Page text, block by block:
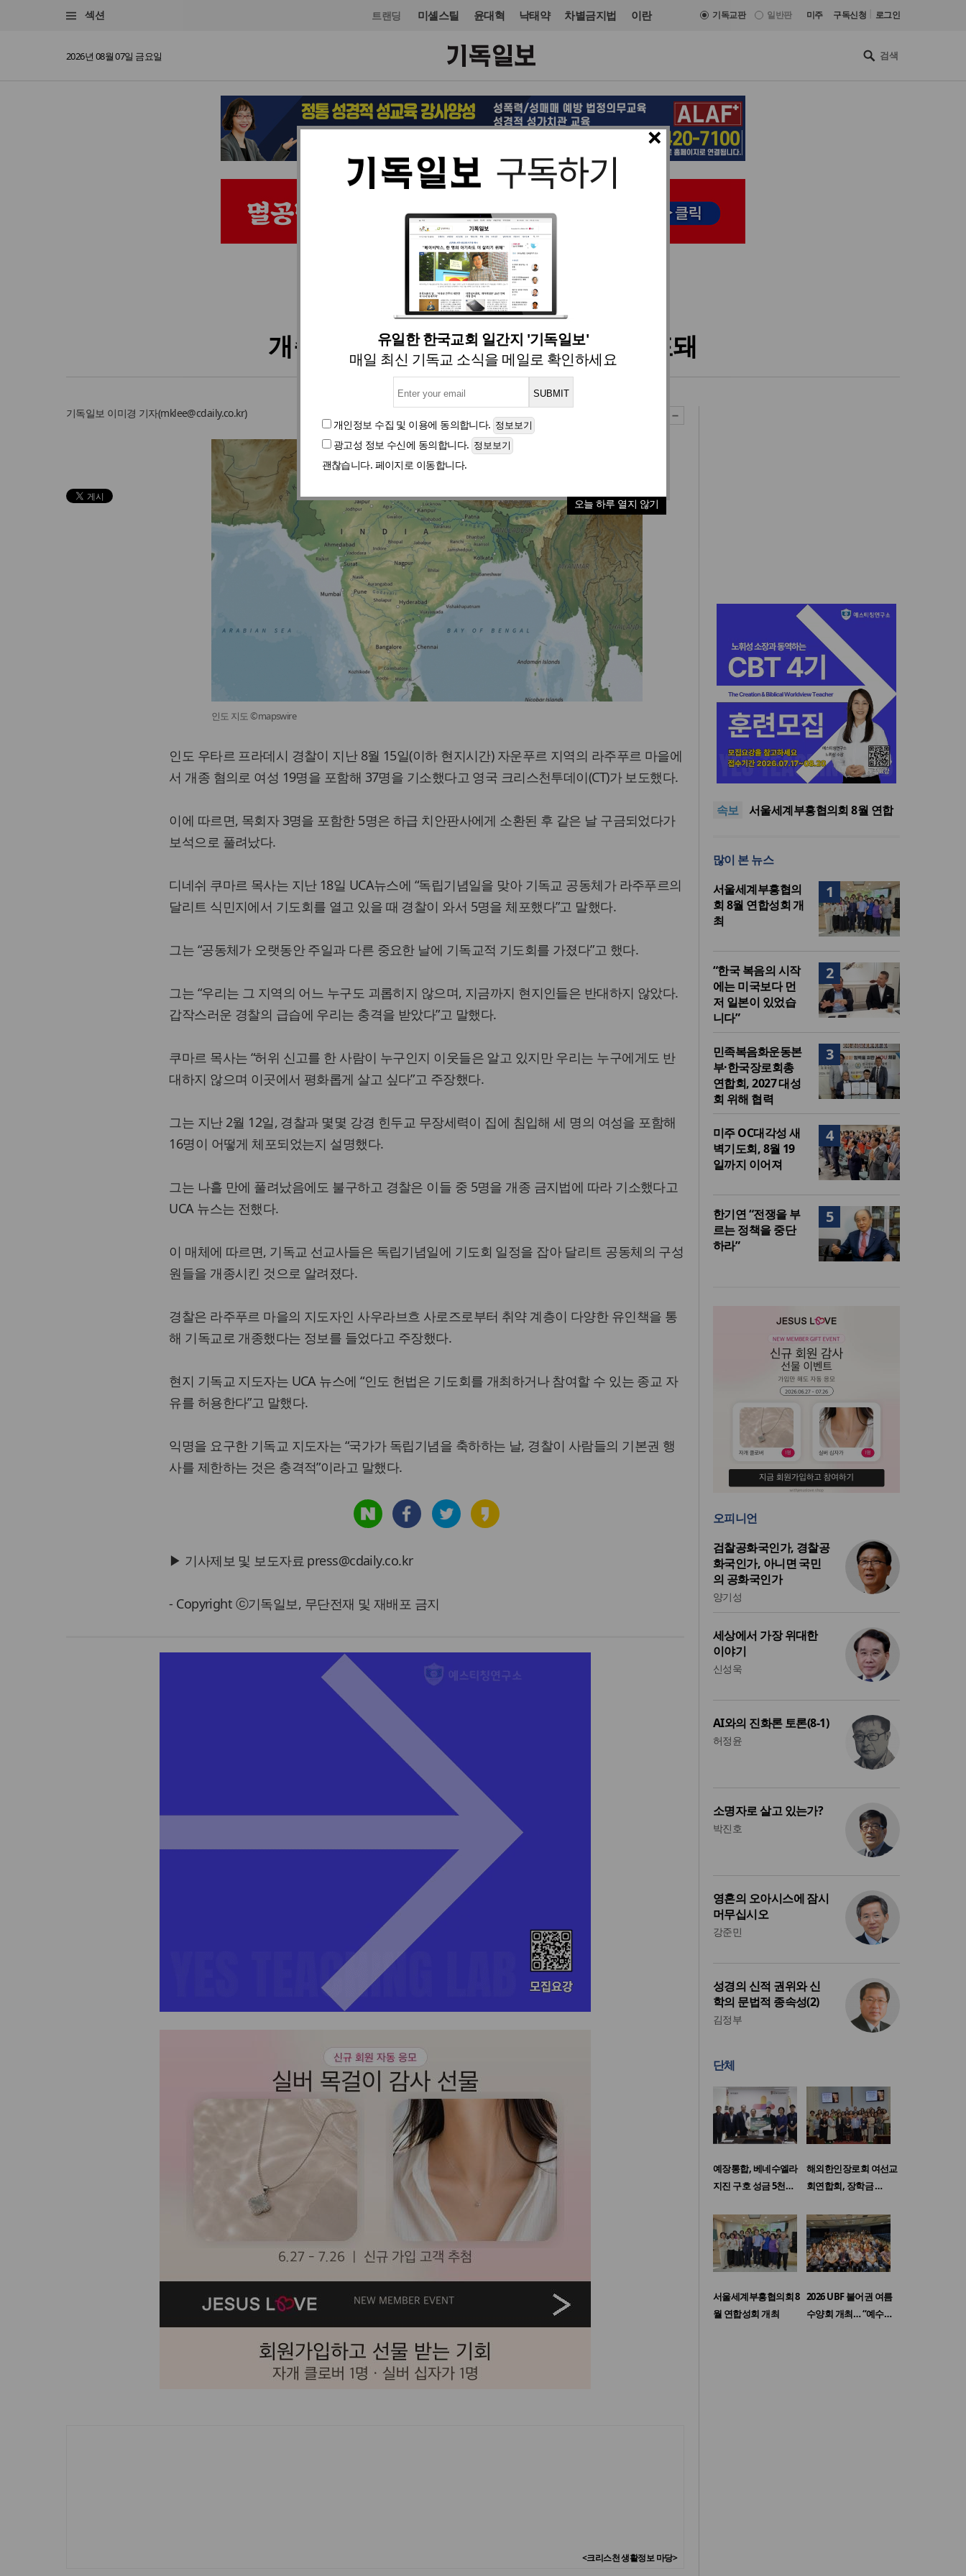
섹션 트랜딩 미셸스틸 윤대혁 낙태약 차별금지법 이란 기독교판 일반판 미주 구독신청 로그인
2026년 08월 07일 금요일
×
유일한 한국교회 일간지 '기독일보'
매일 최신 기독교 소식을 메일로 확인하세요
개인정보 수집 및 이용에 동의합니다.
광고성 정보 수신에 동의합니다.
괜찮습니다. 페이지로 이동합니다.
오늘 하루 열지 않기
아시아·호주 입력 2023. 08. 21 15:36
개종 혐의로 인도 기독교인 37명 체포돼
기독일보 이미경 기자(mklee@cdaily.co.kr)
인도 지도 ©mapswire
인도 우타르 프라데시 경찰이 지난 8월 15일(이하 현지시간) 자운푸르 지역의 라주푸르 마을에
서 개종 혐의로 여성 19명을 포함해 37명을 기소했다고 영국 크리스천투데이(CT)가 보도했다.
이에 따르면, 목회자 3명을 포함한 5명은 하급 치안판사에게 소환된 후 같은 날 구금되었다가
보석으로 풀려났다.
디네쉬 쿠마르 목사는 지난 18일 UCA뉴스에 “독립기념일을 맞아 기독교 공동체가 라주푸르의
달리트 식민지에서 기도회를 열고 있을 때 경찰이 와서 5명을 체포했다”고 말했다.
그는 “공동체가 오랫동안 주일과 다른 중요한 날에 기독교적 기도회를 가졌다”고 했다.
그는 “우리는 그 지역의 어느 누구도 괴롭히지 않으며, 지금까지 현지인들은 반대하지 않았다.
갑작스러운 경찰의 급습에 우리는 충격을 받았다”고 말했다.
쿠마르 목사는 “허위 신고를 한 사람이 누구인지 이웃들은 알고 있지만 우리는 누구에게도 반
대하지 않으며 이곳에서 평화롭게 살고 싶다”고 주장했다.
그는 지난 2월 12일, 경찰과 몇몇 강경 힌두교 무장세력이 집에 침입해 세 명의 여성을 포함해
16명이 어떻게 체포되었는지 설명했다.
그는 나흘 만에 풀려났음에도 불구하고 경찰은 이들 중 5명을 개종 금지법에 따라 기소했다고
UCA 뉴스는 전했다.
이 매체에 따르면, 기독교 선교사들은 독립기념일에 기도회 일정을 잡아 달리트 공동체의 구성
원들을 개종시킨 것으로 알려졌다.
경찰은 라주푸르 마을의 지도자인 사우라브흐 사로즈로부터 취약 계층이 다양한 유인책을 통
해 기독교로 개종했다는 정보를 들었다고 주장했다.
현지 기독교 지도자는 UCA 뉴스에 “인도 헌법은 기도회를 개최하거나 참여할 수 있는 종교 자
유를 허용한다”고 말했다.
익명을 요구한 기독교 지도자는 “국가가 독립기념을 축하하는 날, 경찰이 사람들의 기본권 행
사를 제한하는 것은 충격적”이라고 말했다.
▶ 기사제보 및 보도자료 press@cdaily.co.kr
- Copyright ⓒ기독일보, 무단전재 및 재배포 금지
<크리스천 생활정보 마당>
속보
“한국 복음의 시작에는 미국보
다 먼저 일본이 있었습니다”
“기도로 시작한 스틸 美 대사,
중단하라”
서울세계부흥협의회 8월 연합
협력
다 먼저 일본이 있었습니다”
“기도로 시작한 스틸 美 대사,
한미동맹의 가교 되어주길”
많이 본 뉴스
1
서울세계부흥협의
회 8월 연합성회 개
최
2
“한국 복음의 시작
에는 미국보다 먼
저 일본이 있었습
니다”
3
민족복음화운동본
부·한국장로회총
연합회, 2027 대성
회 위해 협력
4
미주 OC대각성 새
벽기도회, 8월 19
일까지 이어져
5
한기연 “전쟁을 부
르는 정책을 중단
하라”
오피니언
검찰공화국인가, 경찰공
화국인가, 아니면 국민
의 공화국인가
양기성
세상에서 가장 위대한
이야기
신성욱
AI와의 진화론 토론(8-1)
허정윤
소명자로 살고 있는가?
박진호
영혼의 오아시스에 잠시
머무십시오
강준민
성경의 신적 권위와 신
학의 문법적 종속성(2)
김정부
단체
예장통합, 베네수엘라
지진 구호 성금 5천…
해외한인장로회 여선교
회연합회, 장학금 …
서울세계부흥협의회 8
월 연합성회 개최
2026 UBF 불어권 여름
수양회 개최… “예수…